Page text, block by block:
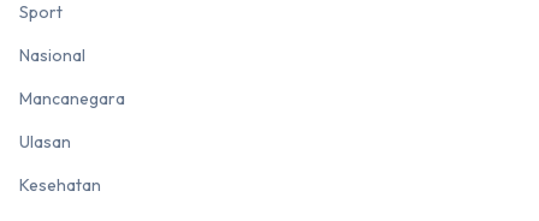
Sport
Nasional
Mancanegara
Ulasan
Kesehatan